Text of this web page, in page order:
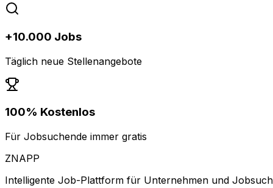
+10.000 Jobs
Täglich neue Stellenangebote
100% Kostenlos
Für Jobsuchende immer gratis
ZNAPP
Intelligente Job-Plattform für Unternehmen und